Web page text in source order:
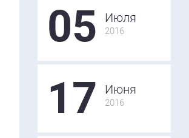
05 Июля
2016
17 Июня
2016